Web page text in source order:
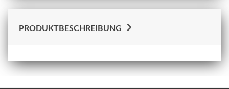
PRODUKTBESCHREIBUNG